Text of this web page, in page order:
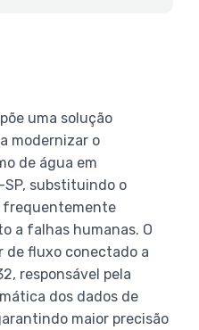
uma solução
modernizar o
de água em
substituindo o
frequentemente
a falhas humanas. O
de fluxo conectado a
responsável pela
dos dados de
maior precisão